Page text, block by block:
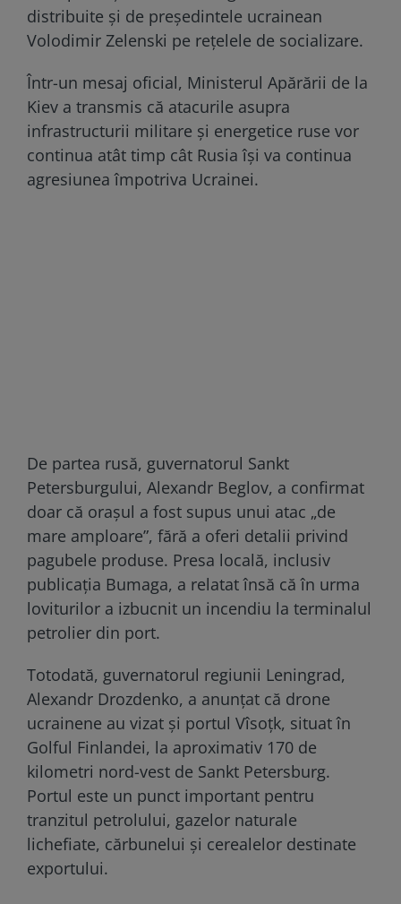
distribuite și de președintele ucrainean
Volodimir Zelenski pe rețelele de socializare.
Într-un mesaj oficial, Ministerul Apărării de la
Kiev a transmis că atacurile asupra
infrastructurii militare și energetice ruse vor
continua atât timp cât Rusia își va continua
agresiunea împotriva Ucrainei.
De partea rusă, guvernatorul Sankt
Petersburgului, Alexandr Beglov, a confirmat
doar că orașul a fost supus unui atac „de
mare amploare”, fără a oferi detalii privind
pagubele produse. Presa locală, inclusiv
publicația Bumaga, a relatat însă că în urma
loviturilor a izbucnit un incendiu la terminalul
petrolier din port.
Totodată, guvernatorul regiunii Leningrad,
Alexandr Drozdenko, a anunțat că drone
ucrainene au vizat și portul Vîsoțk, situat în
Golful Finlandei, la aproximativ 170 de
kilometri nord-vest de Sankt Petersburg.
Portul este un punct important pentru
tranzitul petrolului, gazelor naturale
lichefiate, cărbunelui și cerealelor destinate
exportului.